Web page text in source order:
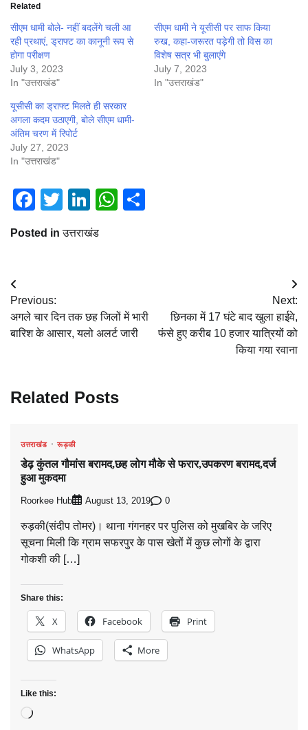
Related
सीएम धामी बोले- नहीं बदलेंगे चली आ
रही प्रथाएं, ड्राफ्ट का कानूनी रूप से
होगा परीक्षण
July 3, 2023
In "उत्तराखंड"
सीएम धामी ने यूसीसी पर साफ किया
रुख, कहा-जरूरत पड़ेगी तो विस का
विशेष सत्र भी बुलाएंगे
July 7, 2023
In "उत्तराखंड"
यूसीसी का ड्राफ्ट मिलते ही सरकार
अगला कदम उठाएगी, बोले सीएम धामी-
अंतिम चरण में रिपोर्ट
July 27, 2023
In "उत्तराखंड"
Facebook
Twitter
LinkedIn
WhatsApp
Posted inउत्तराखंड
Post
navigation
Previous:
अगले चार दिन तक छह जिलों में भारी
बारिश के आसार, यलो अलर्ट जारी
Next:
छिनका में 17 घंटे बाद खुला हाईवे,
फंसे हुए करीब 10 हजार यात्रियों को
किया गया रवाना
Related Posts
उत्तराखंड रूड़की
डेढ़ कुंतल गौमांस बरामद,छह लोग मौके से फरार,उपकरण बरामद,दर्ज
हुआ मुकदमा
Roorkee Hub August 13, 2019 0
रुड़की(संदीप तोमर)। थाना गंगनहर पर पुलिस को मुखबिर के जरिए
सूचना मिली कि ग्राम सफरपुर के पास खेतों में कुछ लोगों के द्वारा
गोकशी की […]
Share this:
X Facebook Print
WhatsApp More
Like this:
Loading…